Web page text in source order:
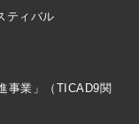
ティバル
事業」（TICAD9関